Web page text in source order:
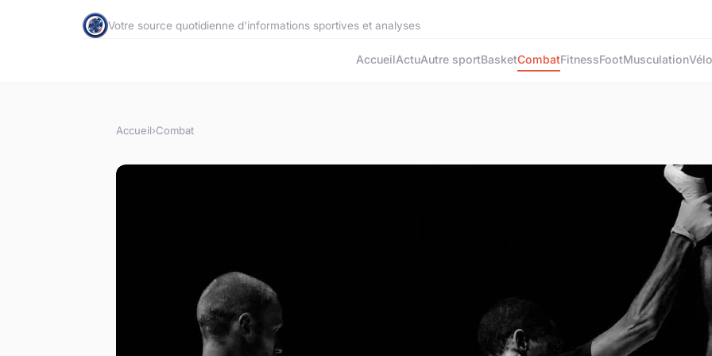
Votre source quotidienne d'informations sportives et analyses
AccueilActuAutre sportBasketCombatFitnessFootMusculationVélo
Accueil›Combat